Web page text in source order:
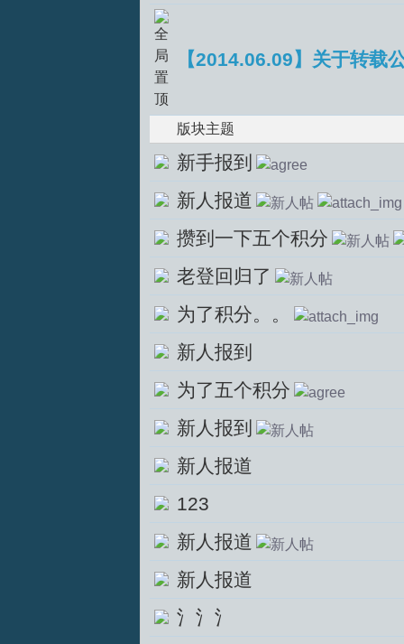
【2014.06.09】关于转载
版块主题
新手报到
新人报道
攒到一下五个积分
老登回归了
为了积分。。
新人报到
为了五个积分
新人报到
新人报道
123
新人报道
新人报道
氵氵氵